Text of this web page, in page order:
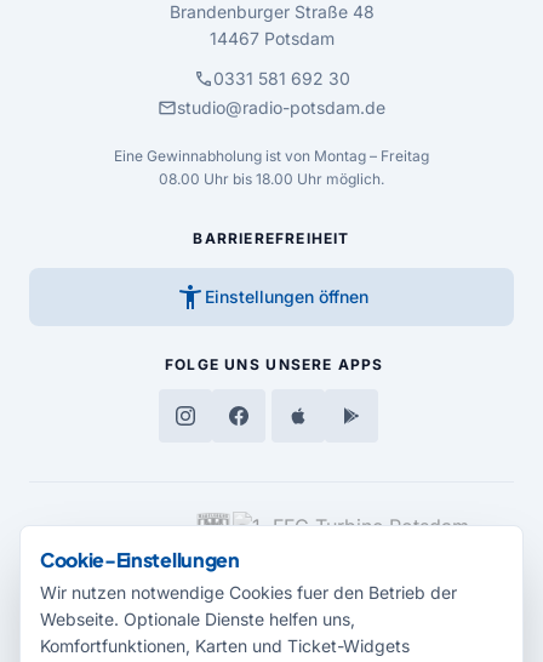
Brandenburger Straße 48
14467 Potsdam
call0331 581 692 30
mailstudio@radio-potsdam.de
Eine Gewinnabholung ist von Montag – Freitag
08.00 Uhr bis 18.00 Uhr möglich.
BARRIEREFREIHEIT
accessibility_new Einstellungen öffnen
FOLGE UNS UNSERE APPS
MEDIENPARTNER
Cookie-Einstellungen
Wir nutzen notwendige Cookies fuer den Betrieb der
Webseite. Optionale Dienste helfen uns,
Komfortfunktionen, Karten und Ticket-Widgets